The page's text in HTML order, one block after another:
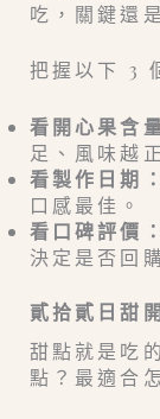
吃，關鍵還
把握以下 3
看開心果含
足、風味越
看製作日期：
口感最佳。
看口碑評價：
決定是否回
貳拾貳日甜
甜點就是吃
點？最適合